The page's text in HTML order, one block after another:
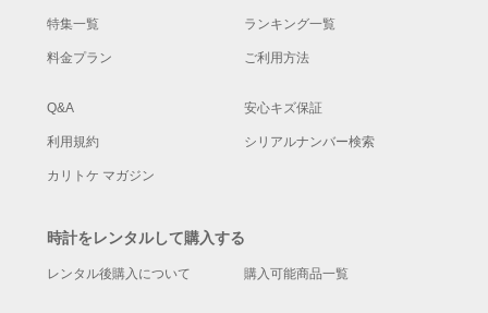
特集一覧 ランキング一覧
料金プラン ご利用方法
Q&A 安心キズ保証
利用規約 シリアルナンバー検索
カリトケ マガジン
時計をレンタルして購入する
レンタル後購入について 購入可能商品一覧